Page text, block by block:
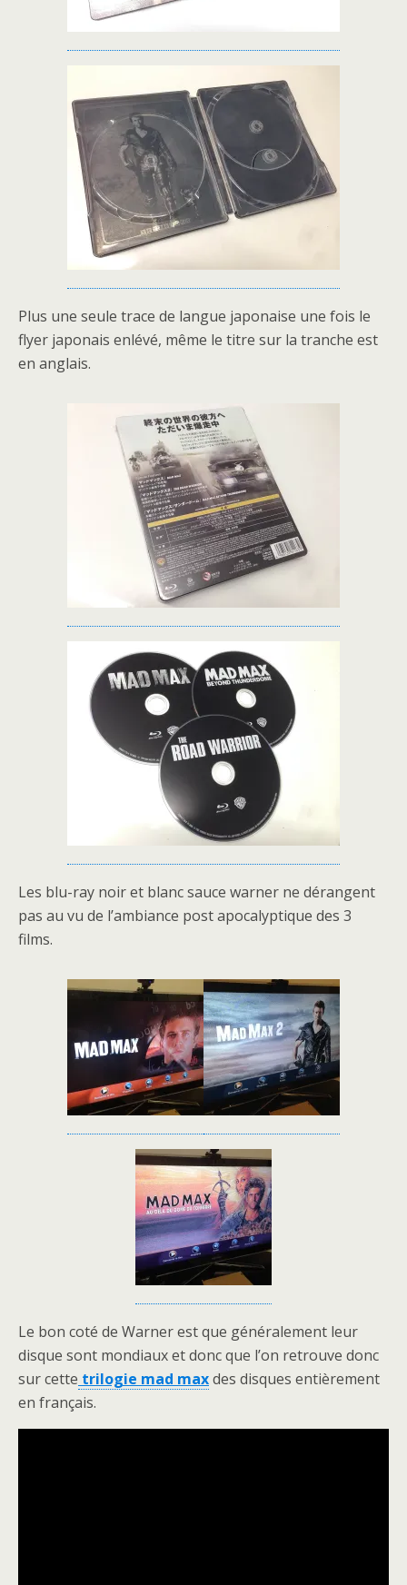
Plus une seule trace de langue japonaise une fois le
flyer japonais enlévé, même le titre sur la tranche est
en anglais.
Les blu-ray noir et blanc sauce warner ne dérangent
pas au vu de l’ambiance post apocalyptique des 3
films.
Le bon coté de Warner est que généralement leur
disque sont mondiaux et donc que l’on retrouve donc
sur cette trilogie mad maxdes disques entièrement
en français.